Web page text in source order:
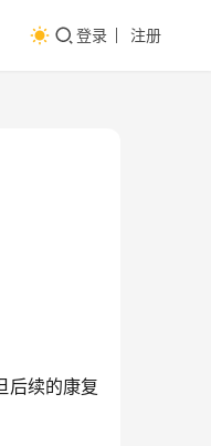
登录 注册
后续的康复